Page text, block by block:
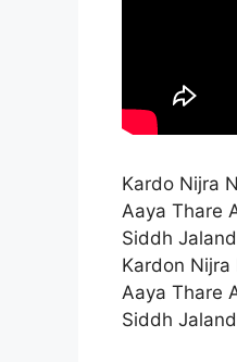
Kardo Nijra
Aaya Thare
Siddh
Kardon Nijra
Aaya Thare
Siddh